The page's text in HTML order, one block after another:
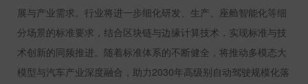
展与产业需求。行业将进一步细化研发、生产、座舱智能化等细
分场景的标准要求，结合区块链与边缘计算技术，实现标准与技
术创新的同频推进。随着标准体系的不断健全，将推动多模态大
模型与汽车产业深度融合，助力2030年高级别自动驾驶规模化落